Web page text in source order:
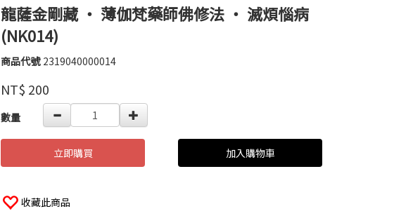
龍薩金剛藏 ‧ 薄伽梵藥師佛修法 ‧ 滅煩惱病
(NK014)
商品代號 2319040000014
2319040000014
品牌
大
文
化
NT$ 200
GOODS000000000000004182002
數量
立即購買 加入購物車
收藏此商品